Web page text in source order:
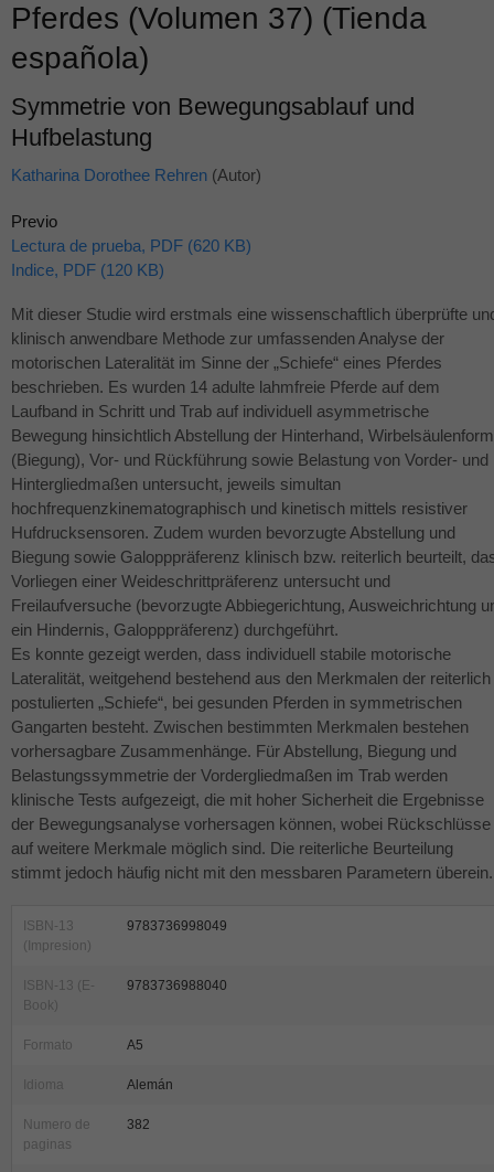
Pferdes (Volumen 37) (Tienda
española)
Symmetrie von Bewegungsablauf und
Hufbelastung
Katharina Dorothee Rehren (Autor)
Previo
Lectura de prueba, PDF (620 KB)
Indice, PDF (120 KB)
Mit dieser Studie wird erstmals eine wissenschaftlich überprüfte
klinisch anwendbare Methode zur umfassenden Analyse der
motorischen Lateralität im Sinne der „Schiefe“ eines Pferdes
beschrieben. Es wurden 14 adulte lahmfreie Pferde auf dem
Laufband in Schritt und Trab auf individuell asymmetrische
Bewegung hinsichtlich Abstellung der Hinterhand, Wirbelsäulenform
(Biegung), Vor- und Rückführung sowie Belastung von Vorder- und
Hintergliedmaßen untersucht, jeweils simultan
hochfrequenzkinematographisch und kinetisch mittels resistiver
Hufdrucksensoren. Zudem wurden bevorzugte Abstellung und
Biegung sowie Galopppräferenz klinisch bzw. reiterlich beurteilt,
Vorliegen einer Weideschrittpräferenz untersucht und
Freilaufversuche (bevorzugte Abbiegerichtung, Ausweichrichtung
ein Hindernis, Galopppräferenz) durchgeführt.
Es konnte gezeigt werden, dass individuell stabile motorische
Lateralität, weitgehend bestehend aus den Merkmalen der reiterlich
postulierten „Schiefe“, bei gesunden Pferden in symmetrischen
Gangarten besteht. Zwischen bestimmten Merkmalen bestehen
vorhersagbare Zusammenhänge. Für Abstellung, Biegung und
Belastungssymmetrie der Vordergliedmaßen im Trab werden
klinische Tests aufgezeigt, die mit hoher Sicherheit die Ergebnisse
der Bewegungsanalyse vorhersagen können, wobei Rückschlüsse
auf weitere Merkmale möglich sind. Die reiterliche Beurteilung
stimmt jedoch häufig nicht mit den messbaren Parametern überein.
ISBN-13
(Impresion)
9783736998049
ISBN-13 (E-
Book)
9783736988040
Formato A5
Idioma Alemán
Numero de
paginas
382